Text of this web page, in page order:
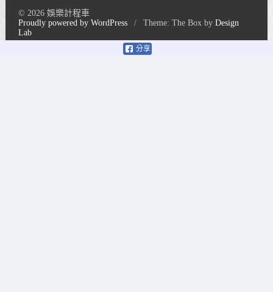
分享
© 2026 娛樂計程車
Proudly powered by WordPress
/ Theme: The Box byDesign
Lab